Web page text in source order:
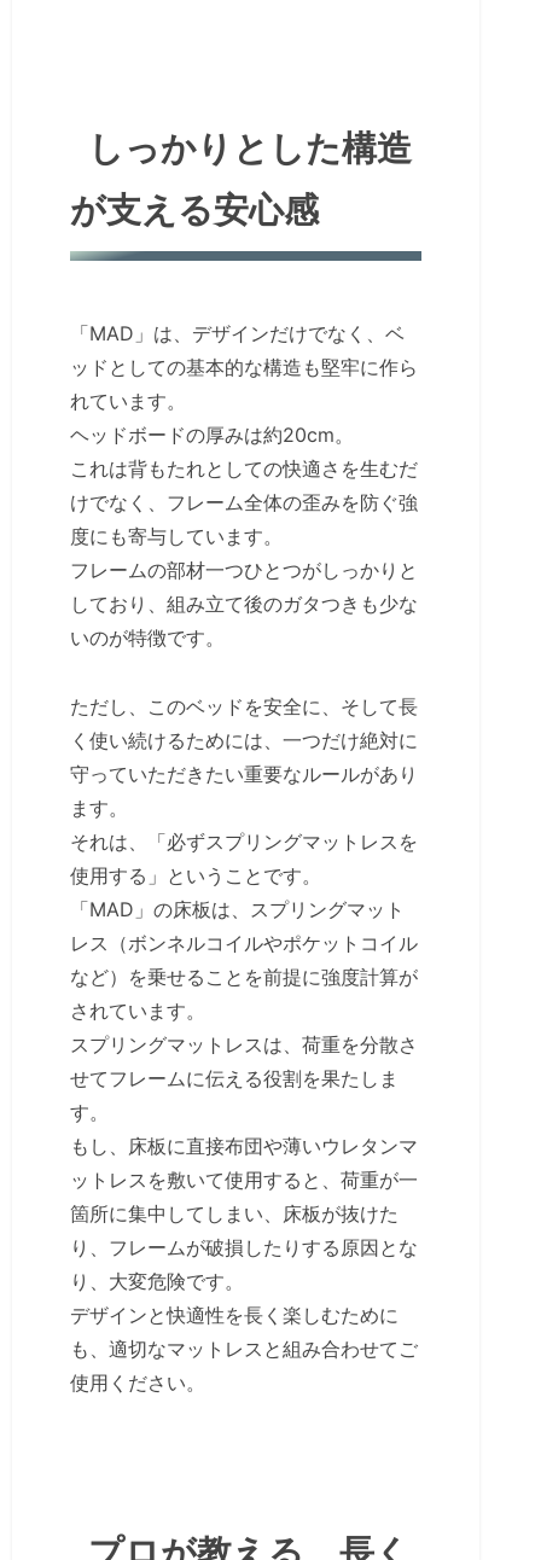
しっかりとした構造
が支える安心感
「MAD」は、デザインだけでなく、ベ
ッドとしての基本的な構造も堅牢に作ら
れています。
ヘッドボードの厚みは約20cm。
これは背もたれとしての快適さを生むだ
けでなく、フレーム全体の歪みを防ぐ強
度にも寄与しています。
フレームの部材一つひとつがしっかりと
しており、組み立て後のガタつきも少な
いのが特徴です。
ただし、このベッドを安全に、そして長
く使い続けるためには、一つだけ絶対に
守っていただきたい重要なルールがあり
ます。
それは、「必ずスプリングマットレスを
使用する」ということです。
「MAD」の床板は、スプリングマット
レス（ボンネルコイルやポケットコイル
など）を乗せることを前提に強度計算が
されています。
スプリングマットレスは、荷重を分散さ
せてフレームに伝える役割を果たしま
す。
もし、床板に直接布団や薄いウレタンマ
ットレスを敷いて使用すると、荷重が一
箇所に集中してしまい、床板が抜けた
り、フレームが破損したりする原因とな
り、大変危険です。
デザインと快適性を長く楽しむために
も、適切なマットレスと組み合わせてご
使用ください。